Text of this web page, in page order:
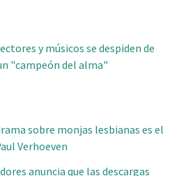
y músicos se despiden de
"campeón del alma"
sobre monjas lesbianas es el
Verhoeven
anuncia que las descargas